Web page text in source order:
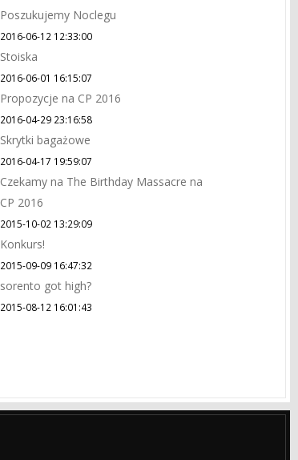
Poszukujemy Noclegu
2016-06-12 12:33:00
Stoiska
2016-06-01 16:15:07
Propozycje na CP 2016
2016-04-29 23:16:58
Skrytki bagażowe
2016-04-17 19:59:07
Czekamy na The Birthday Massacre na
CP 2016
2015-10-02 13:29:09
Konkurs!
2015-09-09 16:47:32
sorento got high?
2015-08-12 16:01:43